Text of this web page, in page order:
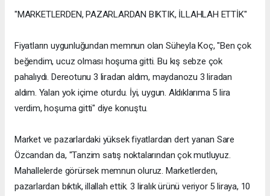
"MARKETLERDEN, PAZARLARDAN BIKTIK, İLLAHLAH ETTİK"
Fiyatların uygunluğundan memnun olan Süheyla Koç, "Ben çok
beğendim, ucuz olması hoşuma gitti. Bu kış sebze çok
pahalıydı. Dereotunu 3 liradan aldım, maydanozu 3 liradan
aldım. Yalan yok içime oturdu. İyi, uygun. Aldıklarıma 5 lira
verdim, hoşuma gitti" diye konuştu.
Market ve pazarlardaki yüksek fiyatlardan dert yanan Sare
Özcandan da, "Tanzim satış noktalarından çok mutluyuz.
Mahallelerde görürsek memnun oluruz. Marketlerden,
pazarlardan bıktık, illallah ettik. 3 liralık ürünü veriyor 5 liraya, 10